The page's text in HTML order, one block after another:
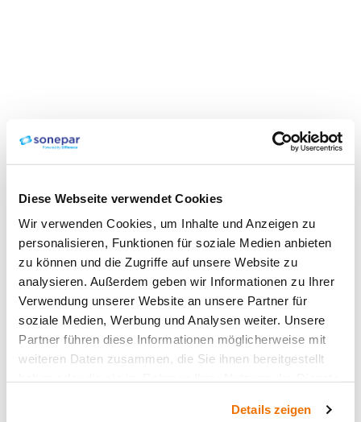
Diese Webseite verwendet Cookies
Wir verwenden Cookies, um Inhalte und Anzeigen zu
personalisieren, Funktionen für soziale Medien anbieten
zu können und die Zugriffe auf unsere Website zu
analysieren. Außerdem geben wir Informationen zu Ihrer
Verwendung unserer Website an unsere Partner für
soziale Medien, Werbung und Analysen weiter. Unsere
Partner führen diese Informationen möglicherweise mit
weiteren Daten zusammen, die Sie ihnen bereitgestellt
Details zeigen